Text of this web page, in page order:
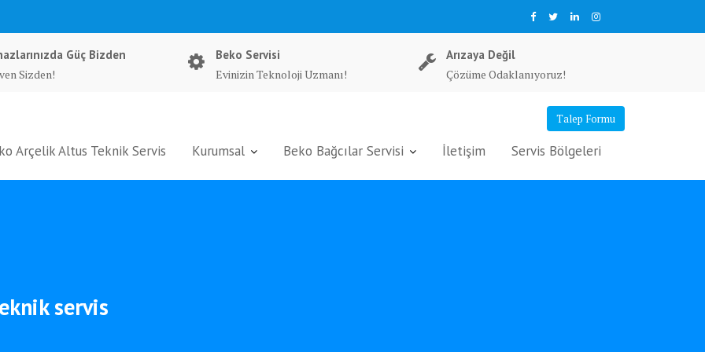
Güç Bizden
Sizden!
Beko Servisi
Evinizin Teknoloji Uzmanı!
Arızaya Değil
Çözüme Odaklanıyoruz!
Talep Formu
Arçelik Altus Teknik Servis Kurumsal Beko Bağcılar Servisi İletişim Servis Bölgeleri
servis